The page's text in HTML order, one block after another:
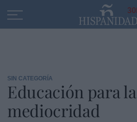
30
SIN CATEGORÍA
Educación para la
mediocridad